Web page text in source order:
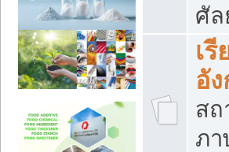
ศัล
เ
อั
สถ
ภา